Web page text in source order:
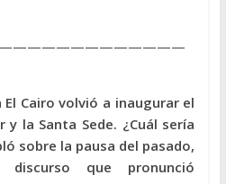
Cairo volvió a inaugurar el
la Santa Sede. ¿Cuál sería
sobre la pausa del pasado,
que pronunció